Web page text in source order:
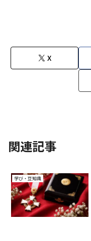
X
関連記事
学び・豆知識